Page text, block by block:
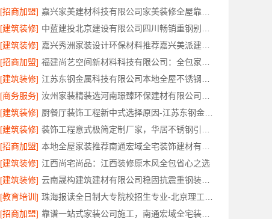
[招商加盟]
[建筑装修]
[建筑装修]
[招商加盟]
[建筑装修]
[商务服务]
[建筑装修]
[建筑装修]
[招商加盟]
[建筑装修] 江西尚宅尚品：江西装修原木风全包省心之选
[建筑装修]
[教育培训]
[招商加盟]